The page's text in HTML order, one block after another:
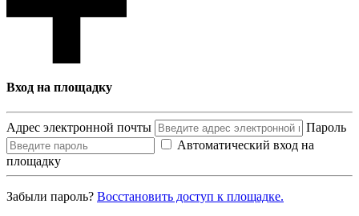
Вход на площадку
Адрес электронной почты
Пароль
Автоматический вход на
площадку
Забыли пароль? Восcтановить доступ к площадке.